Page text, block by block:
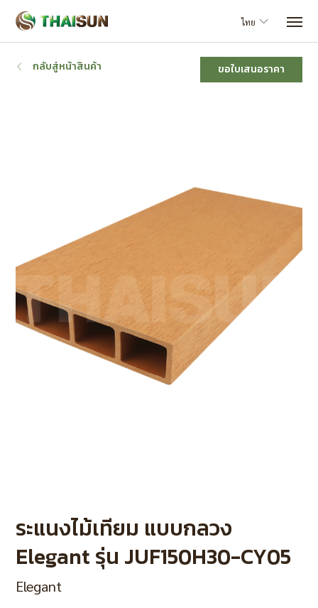
ไทย
กลับสู่หน้าสินค้า ขอใบเสนอราคา
ระแนงไม้เทียม แบบกลวง
Elegant รุ่น JUF150H30-CY05
Elegant